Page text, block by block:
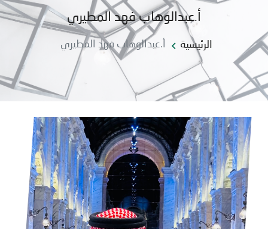
أ.عبدالوهاب فهد المطيري
الرئيسية أ.عبدالوهاب فهد المطيري